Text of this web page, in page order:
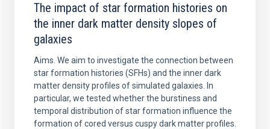
The impact of star formation histories on
the inner dark matter density slopes of
galaxies
Aims. We aim to investigate the connection between
star formation histories (SFHs) and the inner dark
matter density profiles of simulated galaxies. In
particular, we tested whether the burstiness and
temporal distribution of star formation influence the
formation of cored versus cuspy dark matter profiles.